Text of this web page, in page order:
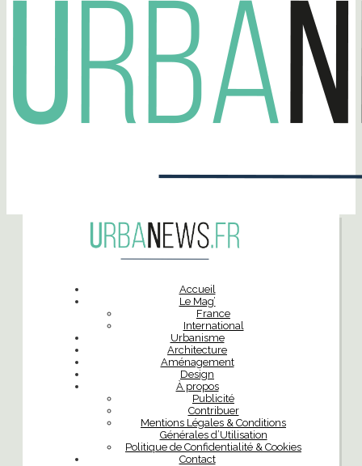
Accueil
Le Mag’
France
International
Urbanisme
Architecture
Aménagement
Design
À propos
Publicité
Contribuer
Mentions Légales & Conditions
Générales d’Utilisation
Politique de Confidentialité & Cookies
Contact